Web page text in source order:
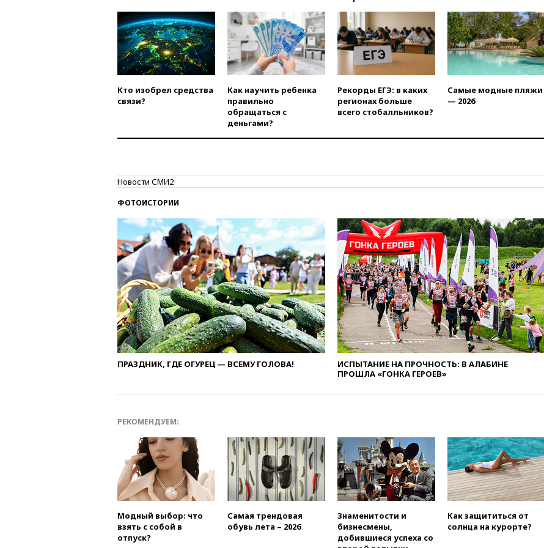
кандидатов в Совфед
13:57
Wildberries запустит
программу по открытию
партнерских хабов
13:53
Сенаторы Аргентины
одобрили скандальный
законопроект о частной
собственности
вооружений США достигли
Верховный суд снять «Яблоко»
с выборов
президентом ОАЭ ситуацию в
Персидском заливе и на
Украине
13:09 Суд обязал москвичку
выселить из квартиры
крокодила, лису и других
животных
12:51Россия планирует
запустить групповые
безвизовые турпоездки для
Вьетнама
12:36Экспорт растворимого
кофе из России достиг
области
12:15
Минцифры РФ не
планирует вводить
ограничения на доступ детей
в соцсети
открытия второго маршрута в
Ормузском проливе
Кто изобрел средства
связи?
Как научить ребенка
правильно
обращаться с
деньгами?
Рекорды ЕГЭ: в каких
регионах больше
всего стобалльников?
Самые модные пляжи
— 2026
Новости СМИ2
ФОТОИСТОРИИ
ПРАЗДНИК, ГДЕ ОГУРЕЦ — ВСЕМУ ГОЛОВА!
ИСПЫТАНИЕ НА ПРОЧНОСТЬ: В АЛАБИНЕ
ПРОШЛА «ГОНКА ГЕРОЕВ»
РЕКОМЕНДУЕМ:
Модный выбор: что
взять с собой в
отпуск?
Самая трендовая
обувь лета – 2026
Знаменитости и
бизнесмены,
добившиеся успеха со
Как защититься от
солнца на курорте?